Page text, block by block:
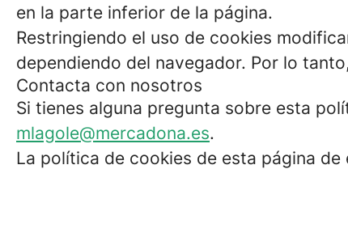
en la parte inferior de la página.
Restringiendo el uso de cookies
dependiendo del navegador. Por lo
Contacta con nosotros
Si tienes alguna pregunta sobre esta
mlagole@mercadona.es.
La política de cookies de esta página